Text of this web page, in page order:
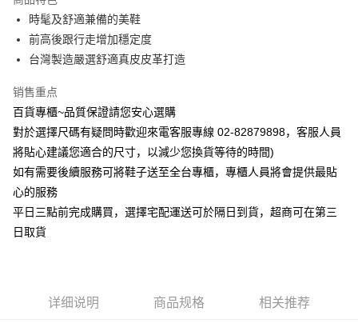
宅配
每笔NT$90，满NT$1,000(含以上)免运费
時髦及舒適兼備的美鞋
前高後跟行走增加穩定度
台灣製造嚴選舒適真皮皮革打造
销售重点
百貨專櫃~品質保證請您安心選購
對於選擇尺碼有疑問時歡迎來電客服專線 02-82879898，客服人員
將貼心建議您適合的尺寸，以減少您換貨等待的時間)
如有需要後續服務可將鞋子送至全台專櫃，專櫃人員將會提供最貼
心的服務
平日三點前完成購買，選擇宅配運送可於隔日到貨，超商可在第三
日取貨
详细说明 商品规格 相关推荐